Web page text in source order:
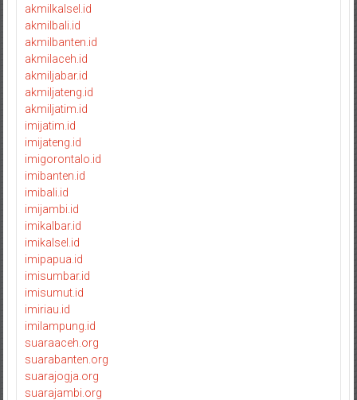
akmilkalsel.id
akmilbali.id
akmilbanten.id
akmilaceh.id
akmiljabar.id
akmiljateng.id
akmiljatim.id
imijatim.id
imijateng.id
imigorontalo.id
imibanten.id
imibali.id
imijambi.id
imikalbar.id
imikalsel.id
imipapua.id
imisumbar.id
imisumut.id
imiriau.id
imilampung.id
suaraaceh.org
suarabanten.org
suarajogja.org
suarajambi.org